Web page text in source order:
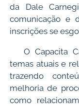
da Dale
comunicação e
inscrições se
O Capacita
temas atuais e
trazendo
melhoria de
como